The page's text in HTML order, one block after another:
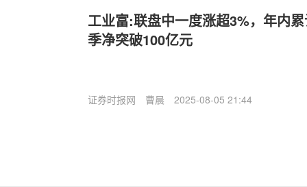
工业富:联盘中一度涨超3%，年内
季净突破100亿元
证券时报网 曹晨 2025-08-05 21:44